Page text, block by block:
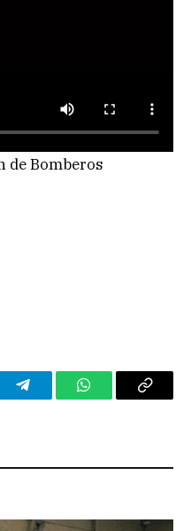
de Bomberos
TelegramWhatsAppCopy